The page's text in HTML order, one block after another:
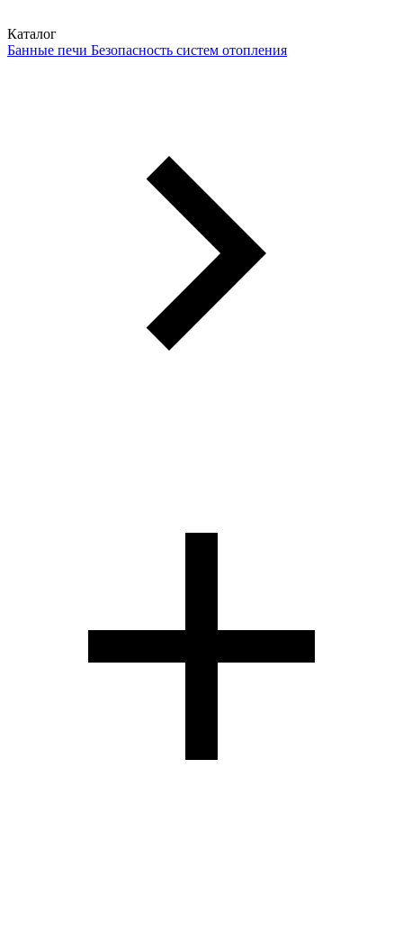
Каталог
Банные печи Безопасность систем отопления